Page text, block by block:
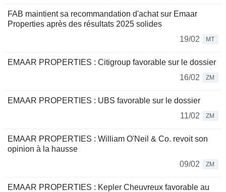
FAB maintient sa recommandation d'achat sur Emaar
Properties après des résultats 2025 solides
19/02
MT
EMAAR PROPERTIES : Citigroup favorable sur le dossier
16/02
ZM
EMAAR PROPERTIES : UBS favorable sur le dossier
11/02
ZM
EMAAR PROPERTIES : William O'Neil & Co. revoit son
opinion à la hausse
09/02
ZM
EMAAR PROPERTIES : Kepler Cheuvreux favorable au